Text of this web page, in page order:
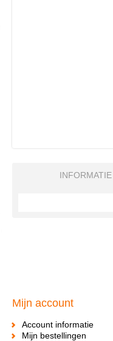
INFORMATIE
Mijn account
Account informatie
Mijn bestellingen